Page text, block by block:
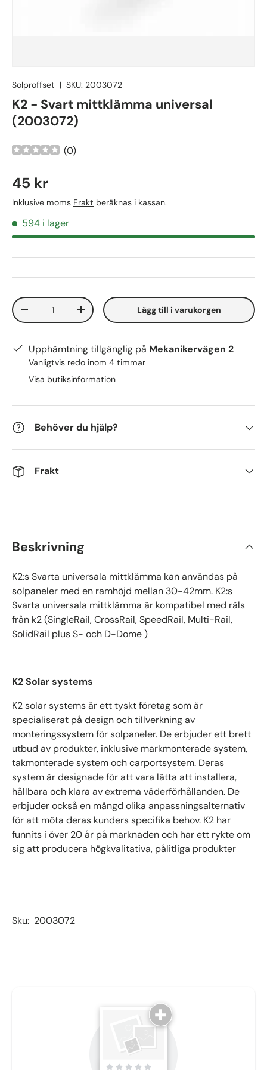
Solproffset | SKU: 2003072
K2 - Svart mittklämma universal
(2003072)
(0)
45 kr
Inklusive moms Frakt beräknas i kassan.
594 i lager
Antal
-
+ Lägg till i varukorgen
Upphämtning tillgänglig på Mekanikervägen 2
Vanligtvis redo inom 4 timmar
Visa butiksinformation
Behöver du hjälp?
Frakt
Beskrivning
K2:s Svarta universala mittklämma kan användas på
solpaneler med en ramhöjd mellan 30-42mm. K2:s
Svarta universala mittklämma är kompatibel med räls
från k2 (SingleRail, CrossRail, SpeedRail, Multi-Rail,
SolidRail plus S- och D-Dome )
K2 Solar systems
K2 solar systems är ett tyskt företag som är
specialiserat på design och tillverkning av
monteringssystem för solpaneler. De erbjuder ett brett
utbud av produkter, inklusive markmonterade system,
takmonterade system och carportsystem. Deras
system är designade för att vara lätta att installera,
hållbara och klara av extrema väderförhållanden. De
erbjuder också en mängd olika anpassningsalternativ
för att möta deras kunders specifika behov. K2 har
funnits i över 20 år på marknaden och har ett rykte om
sig att producera högkvalitativa, pålitliga produkter
Sku: 2003072